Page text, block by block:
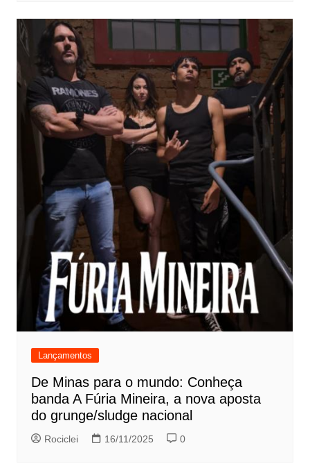
Lançamentos
De Minas para o mundo: Conheça
banda A Fúria Mineira, a nova aposta
do grunge/sludge nacional
Rociclei 16/11/2025 0